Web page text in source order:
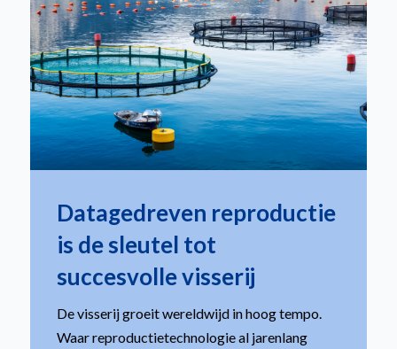
Datagedreven reproductie
is de sleutel tot
succesvolle visserij
De visserij groeit wereldwijd in hoog tempo.
Waar reproductietechnologie al jarenlang